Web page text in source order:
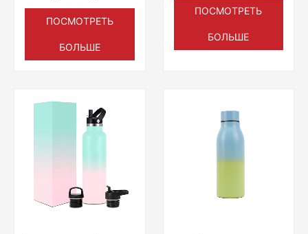
ПОСМОТРЕТЬ
БОЛЬШЕ
ПОСМОТРЕТЬ
БОЛЬШЕ